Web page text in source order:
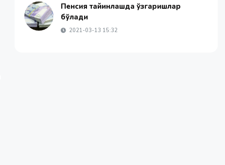
Пенсия тайинлашда ўзгаришлар
бўлади
2021-03-13 15:32